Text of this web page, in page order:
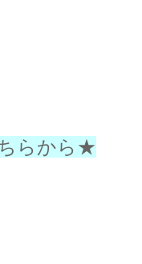
らから★